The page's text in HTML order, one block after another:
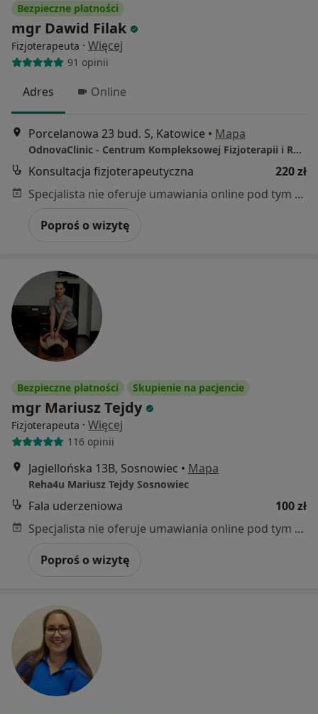
Bezpieczne płatności
mgr Dawid Filak
Fizjoterapeuta · Więcej
91 opinii
Adres Online
Porcelanowa 23 bud. S, Katowice • Mapa
OdnovaClinic - Centrum Kompleksowej Fizjoterapii i Rehabilitacji
Konsultacja fizjoterapeutyczna
220 zł
Specjalista nie oferuje umawiania online pod tym adresem.
Poproś o wizytę
Bezpieczne płatności Skupienie na pacjencie
mgr Mariusz Tejdy
Fizjoterapeuta · Więcej
116 opinii
Jagiellońska 13B, Sosnowiec • Mapa
Reha4u Mariusz Tejdy Sosnowiec
Fala uderzeniowa
100 zł
Specjalista nie oferuje umawiania online pod tym adresem.
Poproś o wizytę